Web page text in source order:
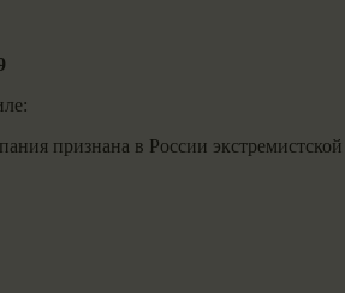
признана в России